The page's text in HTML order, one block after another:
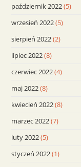
październik 2022(5)
wrzesień 2022(5)
sierpień 2022(2)
lipiec 2022(8)
czerwiec 2022(4)
maj 2022(8)
kwiecień 2022(8)
marzec 2022(7)
luty 2022(5)
styczeń 2022(1)